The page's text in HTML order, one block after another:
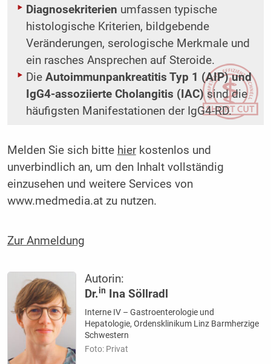
Diagnosekriterien umfassen typische
histologische Kriterien, bildgebende
Veränderungen, serologische Merkmale und
ein rasches Ansprechen auf Steroide.
Die Autoimmunpankreatitis Typ 1 (AIP) und
IgG4-assoziierte Cholangitis (IAC)sind die
häufigsten Manifestationen der IgG4-RD.
Melden Sie sich bitte hierkostenlos und
unverbindlich an, um den Inhalt vollständig
einzusehen und weitere Services von
www.medmedia.at zu nutzen.
Zur Anmeldung
Autorin:
Dr.in Ina Söllradl
Interne IV – Gastroenterologie und
Hepatologie, Ordensklinikum Linz Barmherzige
Schwestern
Foto: Privat